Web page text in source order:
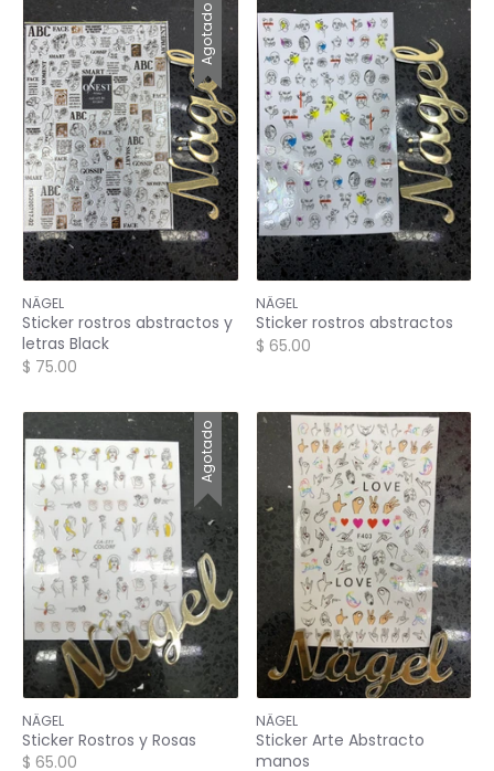
Agotado
NÄGEL
Sticker rostros abstractos y
letras Black
$ 75.00
NÄGEL
Sticker rostros abstractos
$ 65.00
Agotado
NÄGEL
Sticker Rostros y Rosas
$ 65.00
NÄGEL
Sticker Arte Abstracto
manos